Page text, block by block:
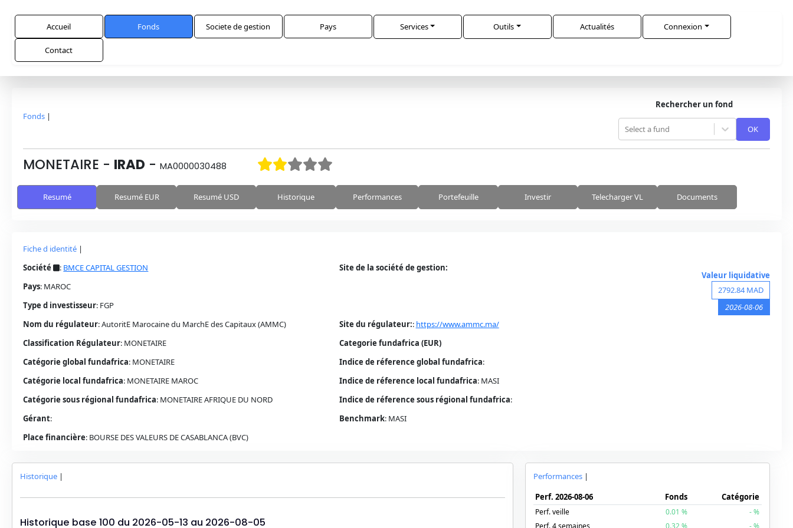
Accueil Fonds Societe de gestion Pays Services Outils Actualités Connexion
Contact
Fonds |
Rechercher un fond
Select a fund OK
MONETAIRE - IRAD - MA0000030488
Resumé Resumé EUR Resumé USD Historique Performances Portefeuille Investir Telecharger VL Documents
Fiche d identité |
Société
: BMCE CAPITAL GESTION
Pays: MAROC
Type d investisseur: FGP
Nom du régulateur:AutoritE Marocaine du MarchE des Capitaux (AMMC)
Classification Régulateur: MONETAIRE
Catégorie global fundafrica: MONETAIRE
Catégorie local fundafrica: MONETAIRE MAROC
Catégorie sous régional fundafrica: MONETAIRE AFRIQUE DU NORD
Gérant:
Place financière: BOURSE DES VALEURS DE CASABLANCA (BVC)
Site de la société de gestion:
Site du régulateur:: https://www.ammc.ma/
Categorie fundafrica (EUR)
Indice de réference global fundafrica:
Indice de réference local fundafrica: MASI
Indice de réference sous régional fundafrica:
Benchmark: MASI
Valeur liquidative
2792.84 MAD
2026-08-06
Historique |
Historique base 100 du 2026-05-13 au 2026-08-05
Performances|
Perf.2026-08-06 Fonds Catégorie
Perf. veille 0.01 % -%
Perf. 4 semaines
0.32 % -%